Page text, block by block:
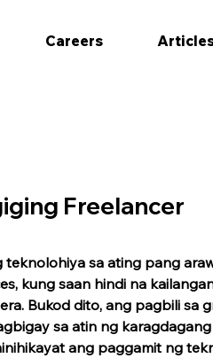
Careers
Freelancer
sa ating pang
kung saan hindi na
Bukod dito, ang pagbili sa
sa atin ng
ang paggamit ng